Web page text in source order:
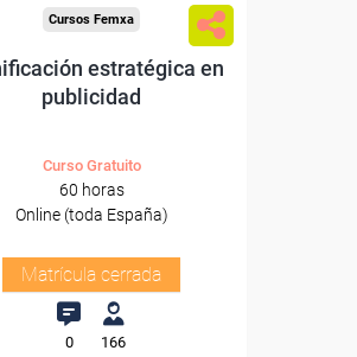
Cursos Femxa
estratégica en
publicidad
Curso Gratuito
60 horas
Online (toda España)
Matrícula cerrada
0 166